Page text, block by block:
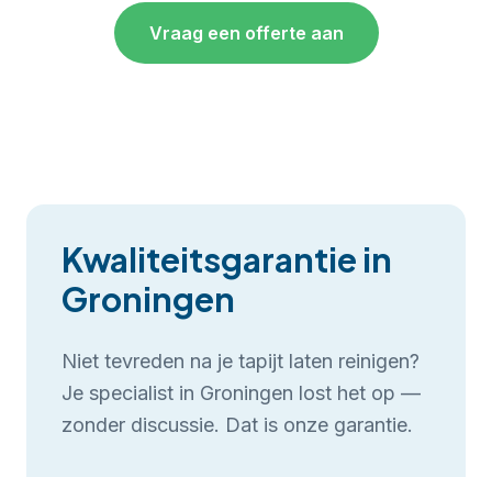
Vraag een offerte aan
Kwaliteitsgarantie in
Groningen
Niet tevreden na je tapijt laten reinigen?
Je specialist in Groningen lost het op —
zonder discussie. Dat is onze garantie.